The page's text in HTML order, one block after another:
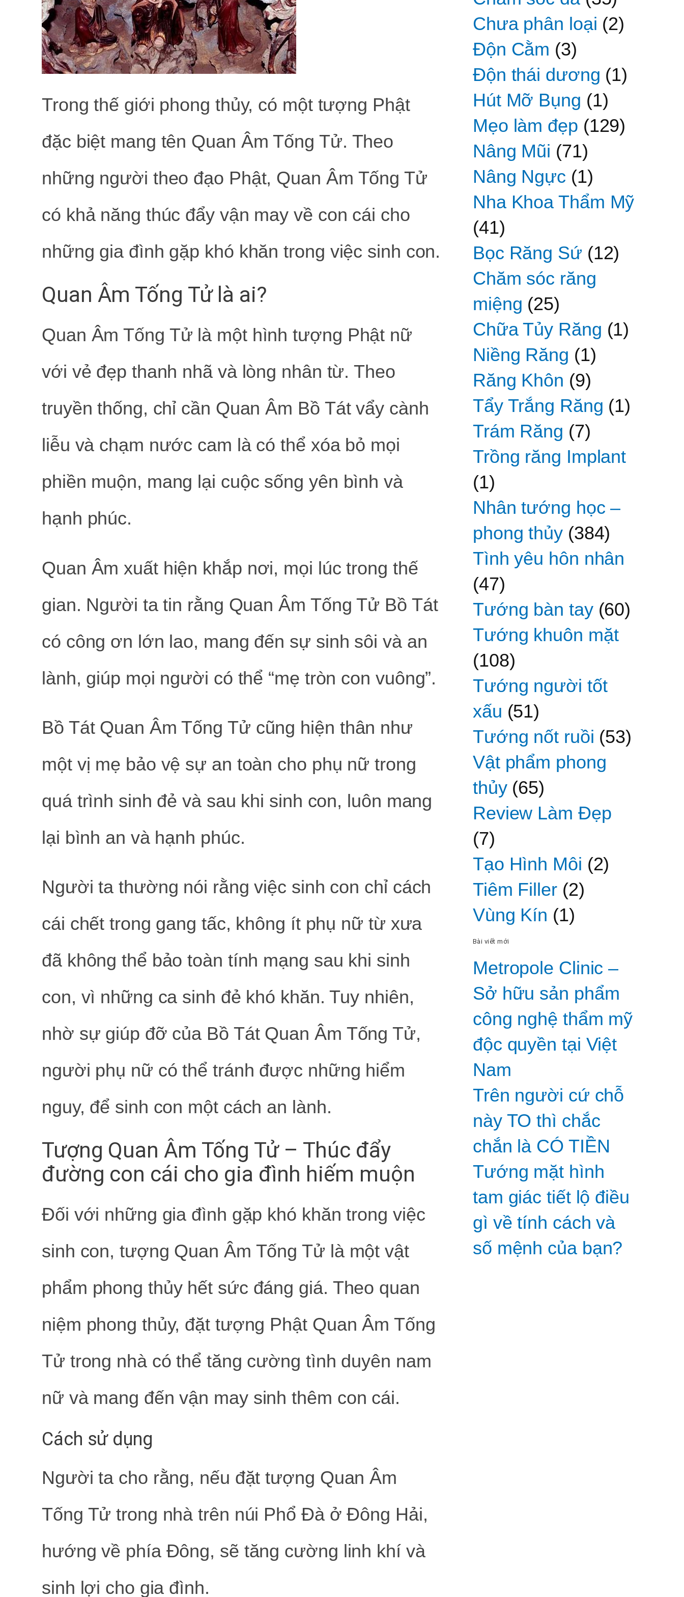
Trong thế giới phong thủy, có một tượng Phật
đặc biệt mang tên Quan Âm Tống Tử. Theo
những người theo đạo Phật, Quan Âm Tống Tử
có khả năng thúc đẩy vận may về con cái cho
những gia đình gặp khó khăn trong việc sinh con.
Quan Âm Tống Tử là ai?
Quan Âm Tống Tử là một hình tượng Phật nữ
với vẻ đẹp thanh nhã và lòng nhân từ. Theo
truyền thống, chỉ cần Quan Âm Bồ Tát vẩy cành
liễu và chạm nước cam là có thể xóa bỏ mọi
phiền muộn, mang lại cuộc sống yên bình và
hạnh phúc.
Quan Âm xuất hiện khắp nơi, mọi lúc trong thế
gian. Người ta tin rằng Quan Âm Tống Tử Bồ Tát
có công ơn lớn lao, mang đến sự sinh sôi và an
lành, giúp mọi người có thể “mẹ tròn con vuông”.
Bồ Tát Quan Âm Tống Tử cũng hiện thân như
một vị mẹ bảo vệ sự an toàn cho phụ nữ trong
quá trình sinh đẻ và sau khi sinh con, luôn mang
lại bình an và hạnh phúc.
Người ta thường nói rằng việc sinh con chỉ cách
cái chết trong gang tấc, không ít phụ nữ từ xưa
đã không thể bảo toàn tính mạng sau khi sinh
con, vì những ca sinh đẻ khó khăn. Tuy nhiên,
nhờ sự giúp đỡ của Bồ Tát Quan Âm Tống Tử,
người phụ nữ có thể tránh được những hiểm
nguy, để sinh con một cách an lành.
Tượng Quan Âm Tống Tử – Thúc đẩy
đường con cái cho gia đình hiếm muộn
Đối với những gia đình gặp khó khăn trong việc
sinh con, tượng Quan Âm Tống Tử là một vật
phẩm phong thủy hết sức đáng giá. Theo quan
niệm phong thủy, đặt tượng Phật Quan Âm Tống
Tử trong nhà có thể tăng cường tình duyên nam
nữ và mang đến vận may sinh thêm con cái.
Cách sử dụng
Người ta cho rằng, nếu đặt tượng Quan Âm
Tống Tử trong nhà trên núi Phổ Đà ở Đông Hải,
hướng về phía Đông, sẽ tăng cường linh khí và
sinh lợi cho gia đình.
Chưa phân loại (2)
Độn Cằm (3)
Độn thái dương (1)
Hút Mỡ Bụng (1)
Mẹo làm đẹp (129)
Nâng Mũi (71)
Nâng Ngực (1)
Nha Khoa Thẩm Mỹ
(41)
Bọc Răng Sứ (12)
Chăm sóc răng
miệng (25)
Chữa Tủy Răng (1)
Niềng Răng (1)
Răng Khôn (9)
Tẩy Trắng Răng (1)
Trám Răng (7)
Trồng răng Implant
(1)
Nhân tướng học –
phong thủy(384)
Tình yêu hôn nhân
(47)
Tướng bàn tay(60)
Tướng khuôn mặt
(108)
Tướng người tốt
xấu (51)
Tướng nốt ruồi (53)
Vật phẩm phong
thủy(65)
Review Làm Đẹp
(7)
Tạo Hình Môi (2)
Tiêm Filler(2)
Vùng Kín (1)
Bài viết mới
Metropole Clinic –
Sở hữu sản phẩm
công nghệ thẩm mỹ
độc quyền tại Việt
Nam
Trên người cứ chỗ
này TO thì chắc
chắn là CÓ TIỀN
Tướng mặt hình
tam giác tiết lộ điều
gì về tính cách và
số mệnh của bạn?